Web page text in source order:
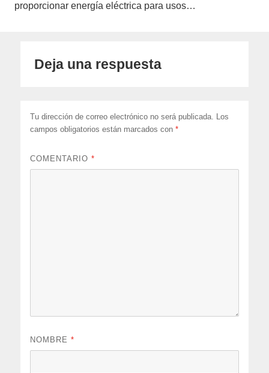
proporcionar energía eléctrica para usos…
Deja una respuesta
Tu dirección de correo electrónico no será publicada. Los
campos obligatorios están marcados con*
COMENTARIO*
NOMBRE*